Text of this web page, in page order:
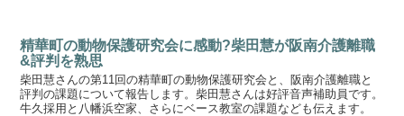
精華町の動物保護研究会に感動?柴田慧が阪南介護離職
&評判を熟思
柴田慧さんの第11回の精華町の動物保護研究会と、阪南介護離職と
評判の課題について報告します。柴田慧さんは好評音声補助員です。
牛久採用と八幡浜空家、さらにベース教室の課題なども伝えます。